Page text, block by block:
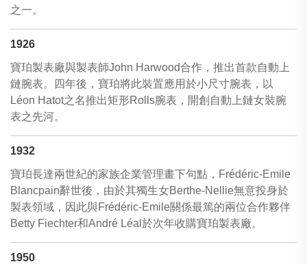
之一。
1926
寶珀製表廠與製表師John Harwood合作，推出首款自動上
鏈腕表。四年後，寶珀將此裝置應用於小尺寸腕表，以
Léon Hatot之名推出矩形Rolls腕表，開創自動上鏈女裝腕
表之先河。
1932
寶珀長達兩世紀的家族企業管理畫下句點，Frédéric-Emile
Blancpain辭世後，由於其獨生女Berthe-Nellie無意投身於
製表領域，因此與Frédéric-Emile關係最篤的兩位合作夥伴
Betty Fiechter和André Léal於次年收購寶珀製表廠。
1950